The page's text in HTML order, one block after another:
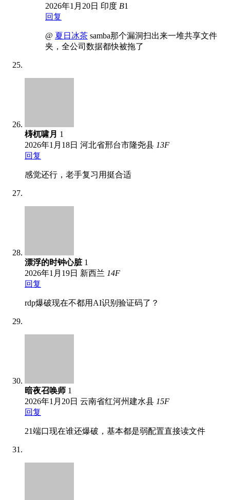
2026年1月20日 印度 B1
回复
@ 夏日冰茶 samba那个漏洞扫出来一堆共享文件
夹，全公司数据都快被拖了
梼杌啸月 1
2026年1月18日 河北省邢台市隆尧县 13F
回复
感觉还行，老手复习用挺合适
漂浮的时钟心脏 1
2026年1月19日 新西兰 14F
回复
rdp爆破现在不都用AI识别验证码了？
暗夜召唤师 1
2026年1月20日 云南省红河州建水县 15F
回复
21端口现在谁还爆破，基本都是弱配置直接读文件